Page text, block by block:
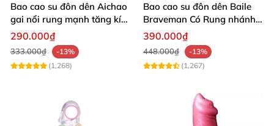
Bao cao su đôn dên Aichao
gai nổi rung mạnh tăng kích
thước
290.000₫
333.000₫
-13%
(1,268)
Bao cao su đôn dên Baile
Braveman Có Rung nhánh
phụ kích thích G quai đeo
390.000₫
448.000₫
-13%
(1,267)